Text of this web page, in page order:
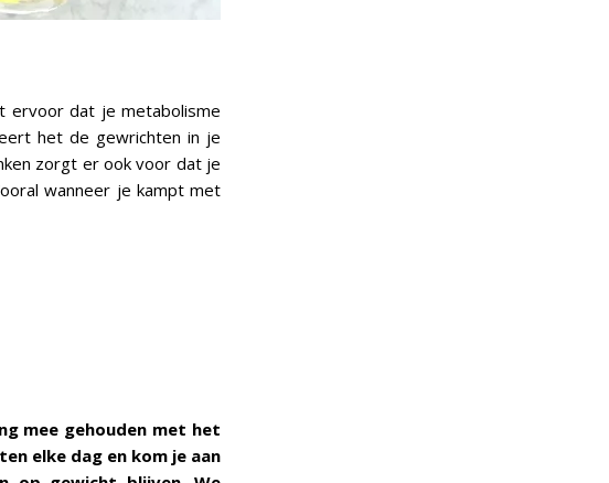
ervoor dat je metabolisme
het de gewrichten in je
zorgt er ook voor dat je
wanneer je kampt met
mee gehouden met het
elke dag en kom je aan